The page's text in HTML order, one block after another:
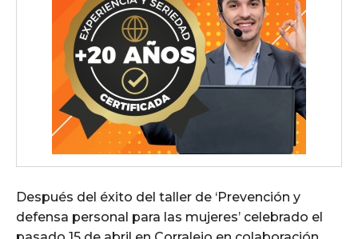
Después del éxito del taller de ‘Prevención y
defensa personal para las mujeres’ celebrado el